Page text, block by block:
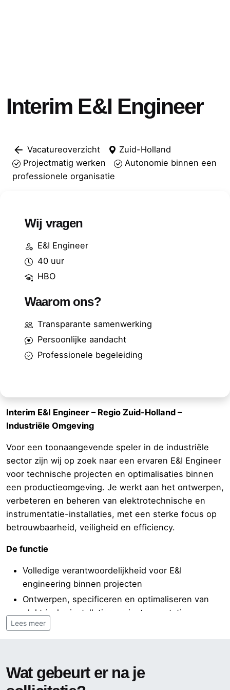
Interim E&I Engineer
Vacatureoverzicht
Zuid-Holland
Projectmatig werken
Autonomie binnen een
professionele organisatie
Wij vragen
E&I Engineer
40 uur
HBO
Waarom ons?
Transparante samenwerking
Persoonlijke aandacht
Professionele begeleiding
Interim E&I Engineer – Regio Zuid-Holland –
Industriële Omgeving
Voor een toonaangevende speler in de industriële
sector zijn wij op zoek naar een ervaren E&I Engineer
voor technische projecten en optimalisaties binnen
een productieomgeving. Je werkt aan het ontwerpen,
verbeteren en beheren van elektrotechnische en
instrumentatie-installaties, met een sterke focus op
betrouwbaarheid, veiligheid en efficiency.
De functie
Volledige verantwoordelijkheid voor E&I
engineering binnen projecten
Ontwerpen, specificeren en optimaliseren van
elektrische installaties en instrumentatie
Betrokken bij modificaties, onderhoudsprojecten
veiligheid en compliance (ATEX, NEN)
Opstellen en beheren van documentatie, zoals
Lees meer
Wat gebeurt er na je